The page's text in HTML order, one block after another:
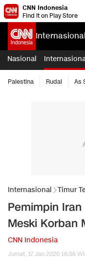
CNN Indonesia
Find it on Play Store
Internasional
Nasional
Palestina Rudal As
Internasional Timur
Pemimpin
Meski Korban
CNN Indonesia
Jumat, 17 Jan 2020 16:56